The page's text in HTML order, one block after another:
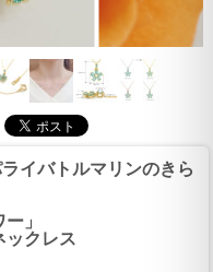
イバトルマリンのきら
」
ックレス